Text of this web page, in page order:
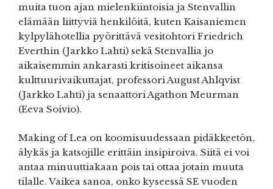
muita tuon ajan mielenkiintoisia ja Stenvallin
elämään liittyviä henkilöitä, kuten Kaisaniemen
kylpylähotellia pyörittävä vesitohtori Friedrich
Everthin (Jarkko Lahti) sekä Stenvallia jo
aikaisemmin ankarasti kritisoineet aikansa
kulttuurivaikuttajat, professori August Ahlqvist
(Jarkko Lahti) ja senaattori Agathon Meurman
(Eeva Soivio).
Making of Lea on koomisuudessaan pidäkkeetön,
älykäs ja katsojille erittäin insipiroiva. Siitä ei voi
antaa minuuttiakaan pois tai ottaa jotain muuta
tilalle. Vaikea sanoa, onko kyseessä SE vuoden